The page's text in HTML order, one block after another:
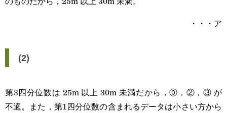
・・・ア
(2)
第3四分位数は 25m 以上 30m 未満だから，⓪，②，③ が
不適。また，第1四分位数の含まれるデータは小さい方から